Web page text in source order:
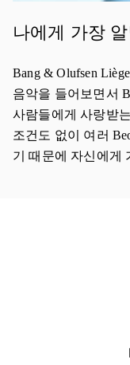
나에게 가장
Bang & Olufsen
음악을 들어보면서
사람들에게 사랑받
조건도 없이 여러
기 때문에 자신에게